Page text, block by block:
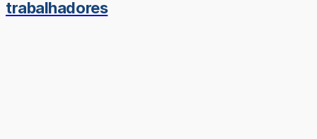
trabalhadores